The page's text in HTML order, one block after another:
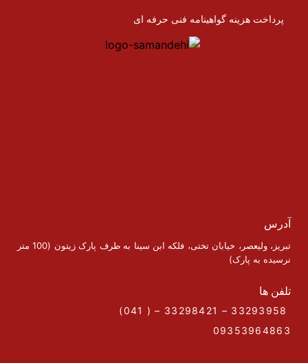
پرداخت هزینه گواهینامه فنی حرفه ای
آدرس
تبریز، ولیعصر، خیابان تختی، فلکه ابن سینا به طرف پارک زیتون (100 متر
نرسیده به پارک)
تلفن ها
09353964863